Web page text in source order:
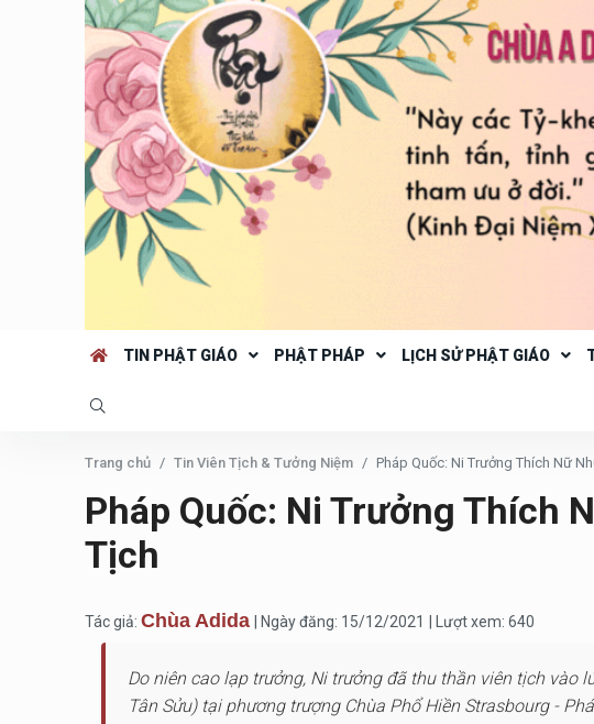
TIN PHẬT GIÁO PHẬT PHÁP LỊCH SỬ PHẬT GIÁO
Trang chủ Tin Viên Tịch & Tưởng Niệm Pháp Quốc: Ni Trưởng Thích Nữ
Pháp Quốc: Ni Trưởng Thích
Tịch
Tác giả: Chùa Adida | Ngày đăng: 15/12/2021 | Lượt xem: 640
Do niên cao lạp trưởng, Ni trưởng đã thu thần viên tịch vào
Tân Sửu) tại phương trượng Chùa Phổ Hiền Strasbourg -